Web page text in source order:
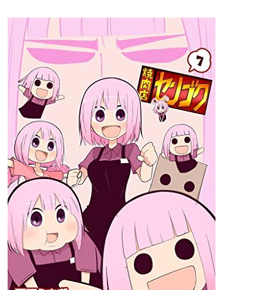
セ
ン
ゴ
ク
8
覆
面
う
さ
ぎ
感
想